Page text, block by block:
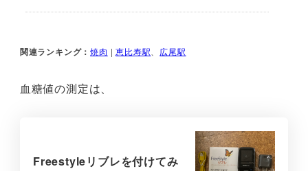
関連ランキング：焼肉 |恵比寿駅 広尾駅
血糖値の測定は、
Freestyleリブレを付けてみ